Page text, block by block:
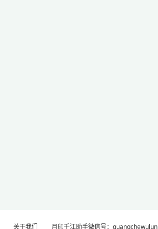
关于我们 月印千江助手微信号：guangchewulun